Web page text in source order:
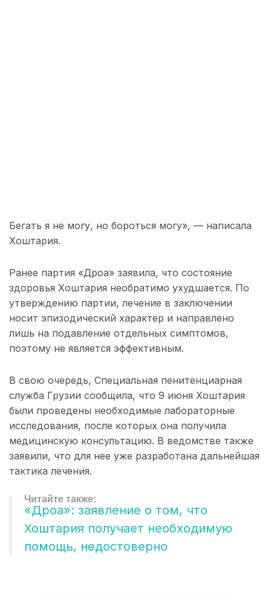
Бегать я не могу, но бороться могу», — написала
Хоштария.
Ранее партия «Дроа» заявила, что состояние
здоровья Хоштария необратимо ухудшается. По
утверждению партии, лечение в заключении
носит эпизодический характер и направлено
лишь на подавление отдельных симптомов,
поэтому не является эффективным.
В свою очередь, Специальная пенитенциарная
служба Грузии сообщила, что 9 июня Хоштария
были проведены необходимые лабораторные
исследования, после которых она получила
медицинскую консультацию. В ведомстве также
заявили, что для нее уже разработана дальнейшая
тактика лечения.
«Дроа»: заявление о том, что
Хоштария получает необходимую
помощь, недостоверно